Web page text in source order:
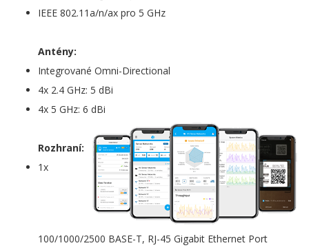
IEEE 802.11a/n/ax pro 5 GHz
Antény:
Integrované Omni-Directional
4x 2.4 GHz: 5 dBi
4x 5 GHz: 6 dBi
Rozhraní:
1x
100/1000/2500 BASE-T, RJ-45 Gigabit Ethernet Port